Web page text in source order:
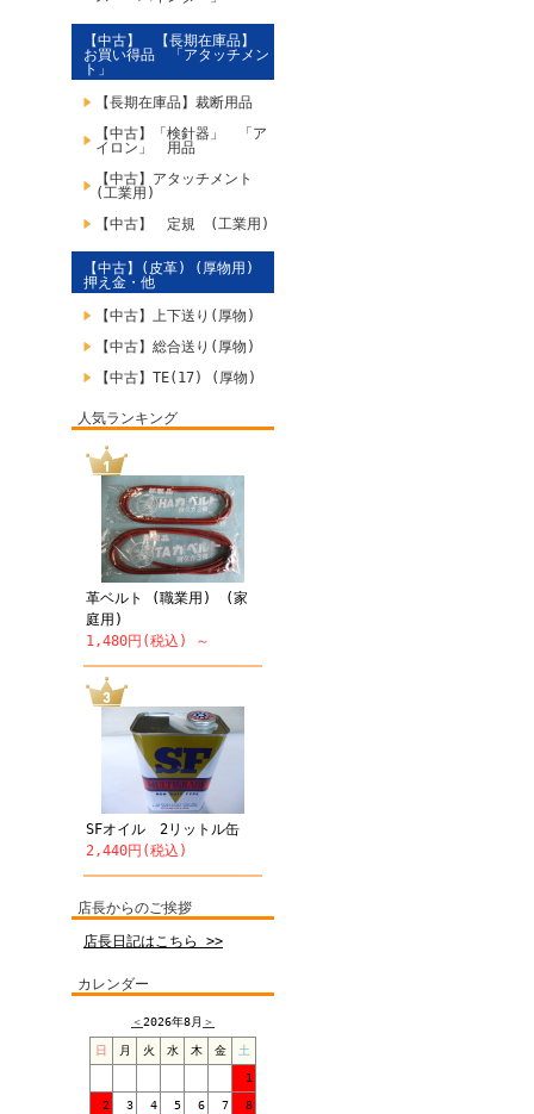
【中古】 【長期在庫品】
お買い得品 「アタッチメン
ト」
【長期在庫品】裁断用品
【中古】「検針器」 「ア
イロン」 用品
【中古】アタッチメント
(工業用)
【中古】 定規 (工業用)
【中古】(皮革) (厚物用)
押え金・他
【中古】上下送り(厚物)
【中古】総合送り(厚物)
【中古】TE(17) (厚物)
人気ランキング
革ベルト (職業用) (家
庭用)
1,480円(税込) ～
SFオイル 2リットル缶
2,440円(税込)
店長からのご挨拶
店長日記はこちら >>
カレンダー
＜2026年8月 ＞
日 月 火 水 木 金 土
1
2 3 4 5 6 7 8